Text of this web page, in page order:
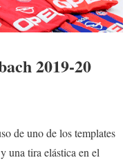
2019-20
de uno de los templates
una tira elástica en el